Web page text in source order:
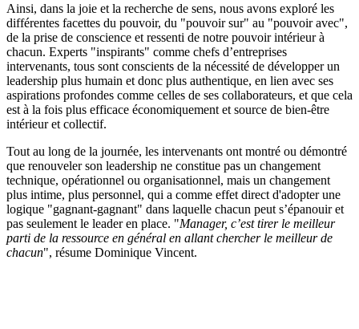
Ainsi, dans la joie et la recherche de sens, nous avons exploré les
différentes facettes du pouvoir, du "pouvoir sur" au "pouvoir avec",
de la prise de conscience et ressenti de notre pouvoir intérieur à
chacun. Experts "inspirants" comme chefs d’entreprises
intervenants, tous sont conscients de la nécessité de développer un
leadership plus humain et donc plus authentique, en lien avec ses
aspirations profondes comme celles de ses collaborateurs, et que cela
est à la fois plus efficace économiquement et source de bien-être
intérieur et collectif.
Tout au long de la journée, les intervenants ont montré ou démontré
que renouveler son leadership ne constitue pas un changement
technique, opérationnel ou organisationnel, mais un changement
plus intime, plus personnel, qui a comme effet direct d'adopter une
logique "gagnant-gagnant" dans laquelle chacun peut s’épanouir et
pas seulement le leader en place. "Manager, c’est tirer le meilleur
parti de la ressource en général en allant chercher le meilleur de
chacun", résume Dominique Vincent.